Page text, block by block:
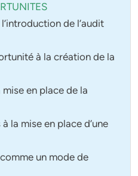
de l’audit
à la création de la
en place de la
la mise en place d’une
un mode de